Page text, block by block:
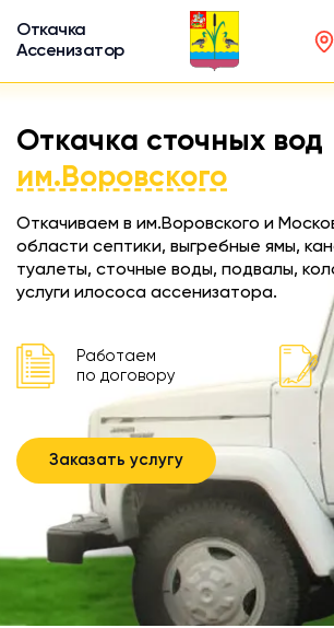
Откачка
Ассенизатор
Откачка сточных вод
им.Воровского
Откачиваем в им.Воровского и
области септики, выгребные ямы,
туалеты, сточные воды, подвалы,
услуги илососа ассенизатора.
Работаем
по договору
Заказать услугу